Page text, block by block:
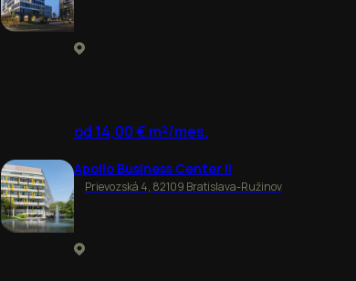
od 14,00 € m²/mes.
Apollo Business Center II
Prievozská 4, 82109 Bratislava-Ružinov